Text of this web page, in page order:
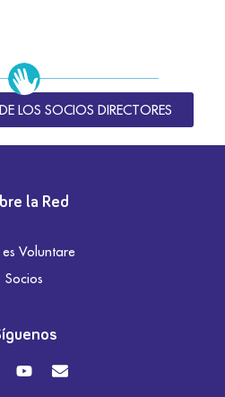
LOS SOCIOS DIRECTORES
la Red
Voluntare
Socios